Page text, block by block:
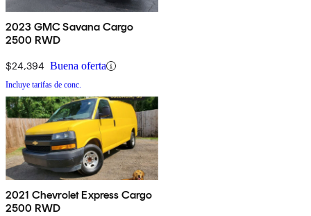
2023 GMC Savana Cargo
2500 RWD
$24,394 Buena oferta
Incluye tarifas de conc.
2021 Chevrolet Express Cargo
2500 RWD